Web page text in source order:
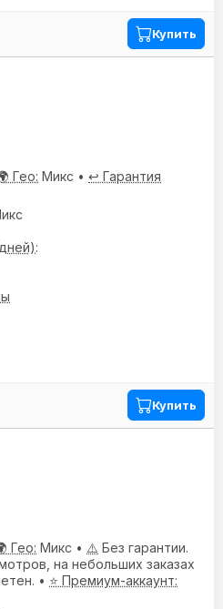
Купить
Гео: Микс • ↩️ Гарантия
:
Купить
Гео: Микс • ⚠️ Без гарантии.
на небольших заказах
• ⭐ Премиум-аккаунт: